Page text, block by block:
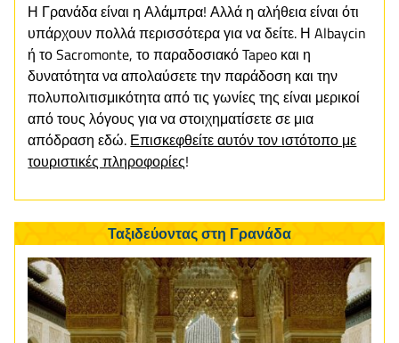
Η Γρανάδα είναι η Αλάμπρα! Αλλά η αλήθεια είναι ότι
υπάρχουν πολλά περισσότερα για να δείτε. Η Albaycin
ή το Sacromonte, το παραδοσιακό Tapeo και η
δυνατότητα να απολαύσετε την παράδοση και την
πολυπολιτισμικότητα από τις γωνίες της είναι μερικοί
από τους λόγους για να στοιχηματίσετε σε μια
απόδραση εδώ. Επισκεφθείτε αυτόν τον ιστότοπο με
τουριστικές πληροφορίες!
Ταξιδεύοντας στη Γρανάδα